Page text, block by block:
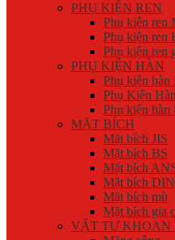
PHỤ KIỆN REN
Phụ kiện ren
Phụ kiện ren
Phụ kiện ren
PHỤ KIỆN HÀN
Phụ kiện
Phụ Kiện
Phụ kiện
MẶT BÍCH
Mặt bích JIS
Mặt bích BS
Mặt bích
Mặt bích DIN
Mặt bích mù
Mặt bích gia
VẬT TƯ KHOAN